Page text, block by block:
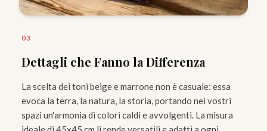
03
Dettagli che Fanno la Differenza
La scelta dei toni beige e marrone non è casuale: essa
evoca la terra, la natura, la storia, portando nei vostri
spazi un'armonia di colori caldi e avvolgenti. La misura